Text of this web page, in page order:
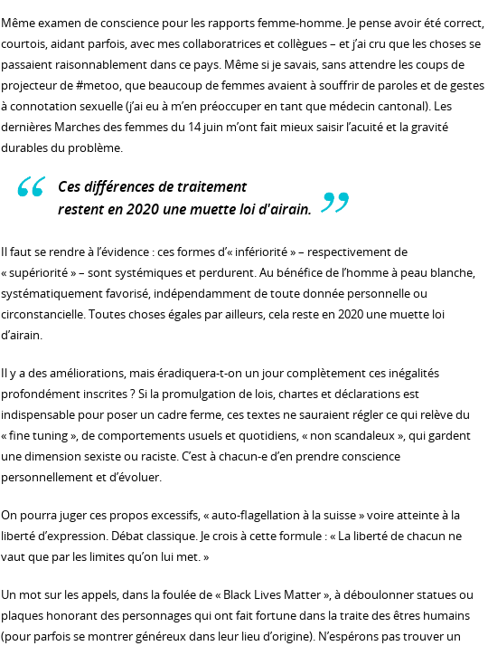
Même examen de conscience pour les rapports femme-homme. Je pense avoir été correct,
courtois, aidant parfois, avec mes collaboratrices et collègues – et j’ai cru que les choses se
passaient raisonnablement dans ce pays. Même si je savais, sans attendre les coups de
projecteur de #metoo, que beaucoup de femmes avaient à souffrir de paroles et de gestes
à connotation sexuelle (j’ai eu à m’en préoccuper en tant que médecin cantonal). Les
dernières Marches des femmes du 14 juin m’ont fait mieux saisir l’acuité et la gravité
durables du problème.
Ces différences de traitement
restent en 2020 une muette loi d'airain.
Il faut se rendre à l’évidence : ces formes d’« infériorité » – respectivement de
« supériorité » – sont systémiques et perdurent. Au bénéfice de l’homme à peau blanche,
systématiquement favorisé, indépendamment de toute donnée personnelle ou
circonstancielle. Toutes choses égales par ailleurs, cela reste en 2020 une muette loi
d’airain.
Il y a des améliorations, mais éradiquera-t-on un jour complètement ces inégalités
profondément inscrites ? Si la promulgation de lois, chartes et déclarations est
indispensable pour poser un cadre ferme, ces textes ne sauraient régler ce qui relève du
« fine tuning », de comportements usuels et quotidiens, « non scandaleux », qui gardent
une dimension sexiste ou raciste. C’est à chacun-e d’en prendre conscience
personnellement et d’évoluer.
On pourra juger ces propos excessifs, « auto-flagellation à la suisse » voire atteinte à la
liberté d’expression. Débat classique. Je crois à cette formule : « La liberté de chacun ne
vaut que par les limites qu’on lui met. »
Un mot sur les appels, dans la foulée de « Black Lives Matter », à déboulonner statues ou
plaques honorant des personnages qui ont fait fortune dans la traite des êtres humains
(pour parfois se montrer généreux dans leur lieu d’origine). N’espérons pas trouver un